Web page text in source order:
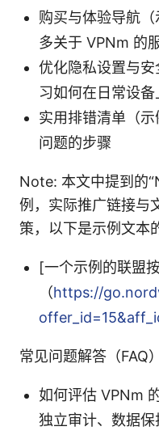
购买与体验导航
多关于 VPNm 的
优化隐私设置与
习如何在日常设
实用排错清单（
问题的步骤
Note: 本文中提到的
例，实际推广链接与
策，以下是示例文本
[一个示例的联盟
（https://
常见问题解答（FAQ
如何评估 VPNm
独立审计、数据